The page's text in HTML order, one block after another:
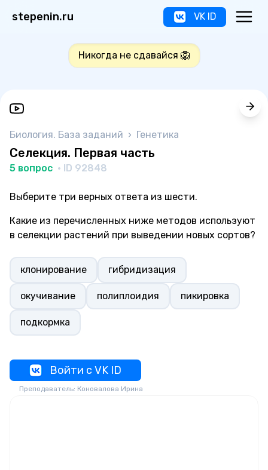
stepenin.ru VK ID
Никогда не сдавайся 🦁
Биология. База заданий › Генетика
Селекция. Первая часть
5 вопрос · ID 92848
Выберите три верных ответа из шести.
Какие из перечисленных ниже методов используют
в селекции растений при выведении новых сортов?
клонирование гибридизация
окучивание полиплоидия пикировка
подкормка
Войти с VK ID
Преподаватель: Коновалова Ирина